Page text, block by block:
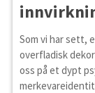
Som vi har sett,
overfladisk
oss på et dypt